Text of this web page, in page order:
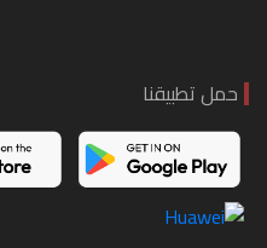
حمل تطبيقنا